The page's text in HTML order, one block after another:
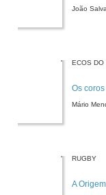
João
ECOS DO
Os
Mário
RUGBY
A